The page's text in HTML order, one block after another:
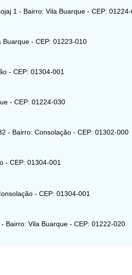
1 - Bairro: Vila Buarque - CEP:
- CEP: 01223-010
- CEP: 01304-001
- CEP: 01224-030
- Bairro: Consolação - CEP: 01302-000
- CEP: 01304-001
- CEP: 01304-001
Bairro: Vila Buarque - CEP: 01222-020